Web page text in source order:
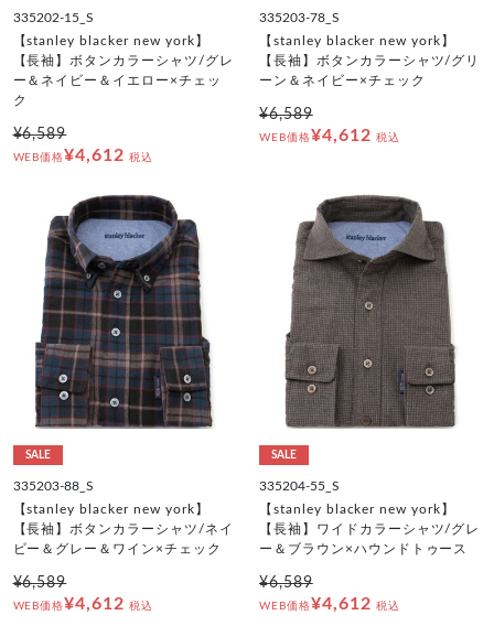
335202-15_S
【stanley blacker new york】
【長袖】ボタンカラーシャツ/グレ
ー＆ネイビー＆イエロー×チェッ
ク
¥6,589
WEB価格¥4,612 税込
335203-78_S
【stanley blacker new york】
【長袖】ボタンカラーシャツ/グリ
ーン＆ネイビー×チェック
¥6,589
WEB価格¥4,612 税込
SALE
335203-88_S
【stanley blacker new york】
【長袖】ボタンカラーシャツ/ネイ
ビー＆グレー＆ワイン×チェック
¥6,589
WEB価格¥4,612 税込
SALE
335204-55_S
【stanley blacker new york】
【長袖】ワイドカラーシャツ/グレ
ー＆ブラウン×ハウンドトゥース
¥6,589
WEB価格¥4,612 税込